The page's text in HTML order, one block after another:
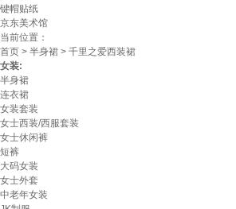
键帽贴纸
京东美术馆
当前位置：
首页 > 半身裙 > 千里之爱西装裙
女装:
半身裙
连衣裙
女装套装
女士西装/西服套装
女士休闲裤
短裤
大码女装
女士外套
中老年女装